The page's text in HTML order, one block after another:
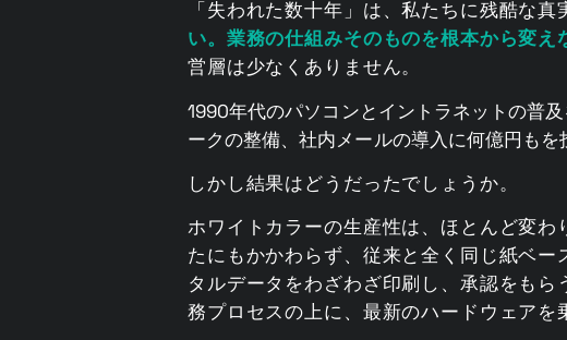
「失われた数十年」は、私たちに残酷な真
い。業務の仕組みそのものを根本から変え
営層は少なくありません。
1990年代のパソコンとイントラネットの普
ークの整備、社内メールの導入に何億円もを
しかし結果はどうだったでしょうか。
ホワイトカラーの生産性は、ほとんど変
たにもかかわらず、従来と全く同じ紙ベ
タルデータをわざわざ印刷し、承認をも
務プロセスの上に、最新のハードウェアを